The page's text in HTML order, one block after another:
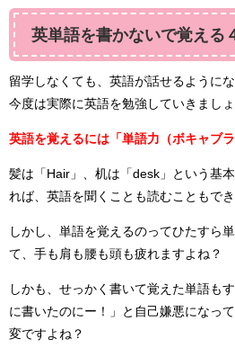
英単語を書かないで覚える
留学しなくても、英語が話せるように
今度は実際に英語を勉強していきましょ
英語を覚えるには「単語力（ボキャブ
髪は「Hair」、机は「desk」という基
れば、英語を聞くことも読むこともでき
しかし、単語を覚えるのってひたすら
て、手も肩も腰も頭も疲れますよね？
しかも、せっかく書いて覚えた単語も
に書いたのにー！」と自己嫌悪になっ
変ですよね？